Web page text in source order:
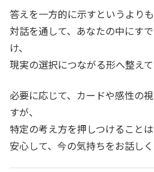
答えを一方的に示すというよりも
対話を通して、あなたの中にす
け、
現実の選択につながる形へ整えて
必要に応じて、カードや感性の
すが、
特定の考え方を押しつけることは
安心して、今の気持ちをお話しく